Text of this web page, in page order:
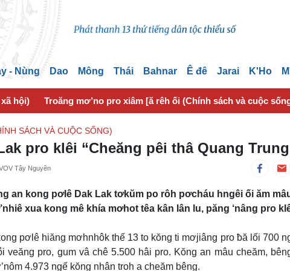
- Nùng Dao Mông Thái Bahnar Ê đê Jarai K'Ho
hội) Troăng mơ’no pro xiâm [ă rêh ối (Chính sách và cuộc
SÁCH VÀ CUỘC SỐNG)
pro klêi “Cheăng pêi thâ Quang
Tây Nguyên
an kong pơlê Dak Lak tơkŭm po rôh pơcháu hngêi ối ăm
xua kong mê khía mơhot têa kân lân lu, păng ‘nâng pro
pơlê hiăng mơhnhôk thế 13 to kŏng ti mơjiâng pro ƀă lối 700
veăng pro, gum vâ chê 5.500 hâi pro. Kŏng an mâu cheăm,
4.973 ngế kŏng nhân troh a cheăm bêng.